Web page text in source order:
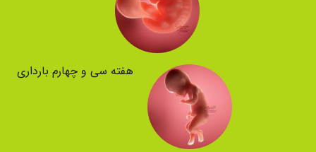
هفته سی و چهارم بارداری